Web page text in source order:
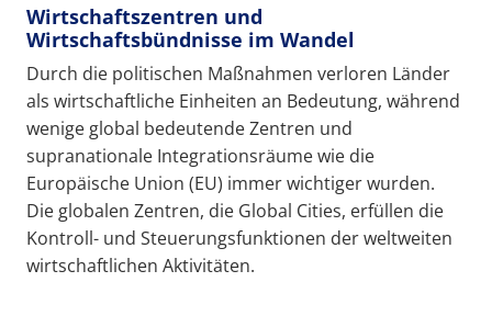
Wirtschaftszentren und
Wirtschaftsbündnisse im Wandel
Durch die politischen Maßnahmen verloren Länder
als wirtschaftliche Einheiten an Bedeutung, während
wenige global bedeutende Zentren und
supranationale Integrationsräume wie die
Europäische Union (EU) immer wichtiger wurden.
Die globalen Zentren, die Global Cities, erfüllen die
Kontroll- und Steuerungsfunktionen der weltweiten
wirtschaftlichen Aktivitäten.